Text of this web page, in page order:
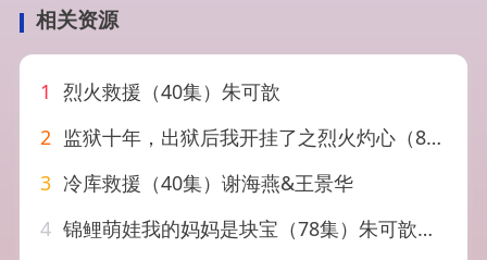
相关资源
1 烈火救援（40集）朱可歆
2 监狱十年，出狱后我开挂了之烈火灼心（80集）王皓阳＆棠昕
3 冷库救援（40集）谢海燕&王景华
4 锦鲤萌娃我的妈妈是块宝（78集）朱可歆＆李烨宸